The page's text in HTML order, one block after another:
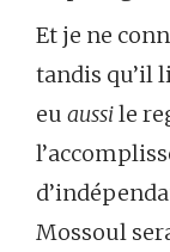
Et je ne
tandis qu’il
eu aussile
Mossoul